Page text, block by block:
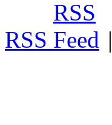
RSS |